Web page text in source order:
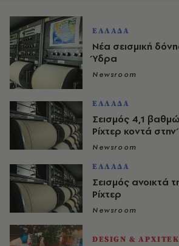
ΕΛΛΑΔΑ
Νέα σεισμική
Ύδρα
Newsroom
ΕΛΛΑΔΑ
Σεισμός 4,1
Ρίχτερ κοντά
Newsroom
ΕΛΛΑΔΑ
Σεισμός ανοικτά
Ρίχτερ
Newsroom
DESIGN &